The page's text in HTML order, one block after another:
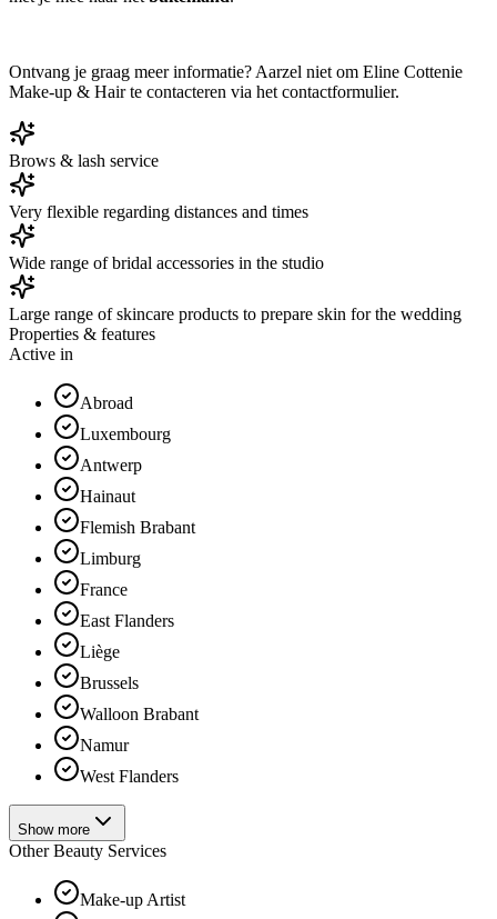
Ontvang je graag meer informatie? Aarzel niet om Eline Cottenie
Make-up & Hair te contacteren via het contactformulier.
Brows & lash service
Very flexible regarding distances and times
Wide range of bridal accessories in the studio
Large range of skincare products to prepare skin for the wedding
Properties & features
Active in
Abroad
Luxembourg
Antwerp
Hainaut
Flemish Brabant
Limburg
France
East Flanders
Liège
Brussels
Walloon Brabant
Namur
West Flanders
Show more
Other Beauty Services
Make-up Artist